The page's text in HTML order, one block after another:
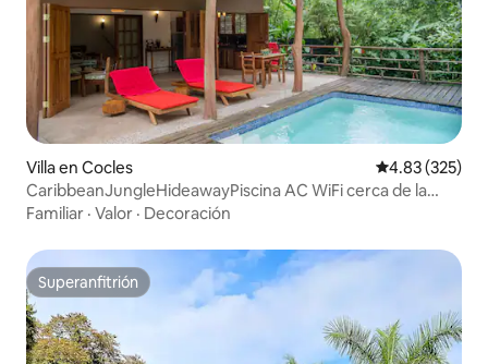
Villa en Cocles Calificación
4.83 (325)
CaribbeanJungleHideawayPiscina AC WiFi cerca de la
playa
Familiar · Valor · Decoración
Superanfitrión
Superanfitrión